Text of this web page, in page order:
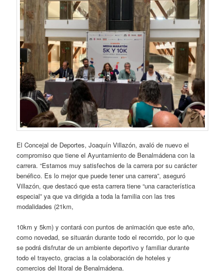
El Concejal de Deportes, Joaquín Villazón, avaló de nuevo el
compromiso que tiene el Ayuntamiento de Benalmádena con la
carrera. “Estamos muy satisfechos de la carrera por su carácter
benéfico. Es lo mejor que puede tener una carrera”, aseguró
Villazón, que destacó que esta carrera tiene “una característica
especial” ya que va dirigida a toda la familia con las tres
modalidades (21km,
10km y 5km) y contará con puntos de animación que este año,
como novedad, se situarán durante todo el recorrido, por lo que
se podrá disfrutar de un ambiente deportivo y familiar durante
todo el trayecto, gracias a la colaboración de hoteles y
comercios del litoral de Benalmádena.